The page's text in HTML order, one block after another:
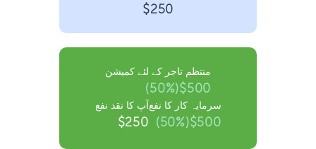
$250
منتظم تاجر کے لئے کمیشن
$500(50%)
سرمایہ کار کا نفع
$500(50%)
آپ کا نقد نفع
$250